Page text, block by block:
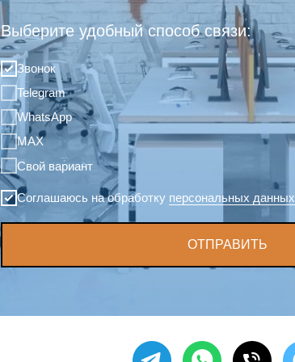
Выберите удобный способ связи:
Звонок
Telegram
WhatsApp
MAX
Свой вариант
Соглашаюсь на обработку персональных данных
ОТПРАВИТЬ